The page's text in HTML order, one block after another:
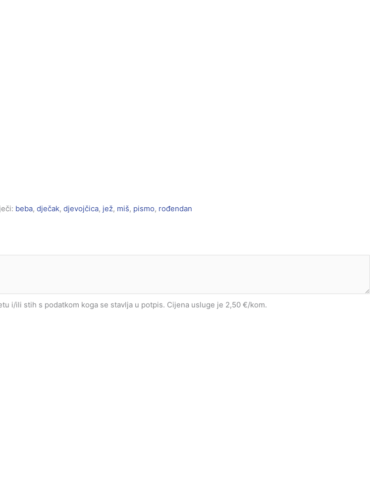
beba, dječak, djevojčica, jež, miš, pismo, rođendan
i/ili stih s podatkom koga se stavlja u potpis. Cijena usluge je 2,50 €/kom.